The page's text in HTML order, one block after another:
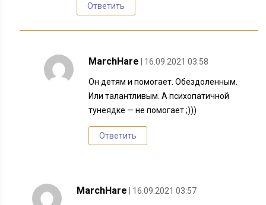
Ответить
MarchHare | 16.09.2021 03:58
Он детям и помогает. Обездоленным.
Или талантливым. А психопатичной
тунеядке — не помогает ;)))
Ответить
MarchHare | 16.09.2021 03:57